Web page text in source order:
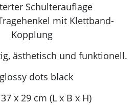
Schulterauflage
mit Klettband-
Kopplung
ästhetisch und funktionell.
glossy dots black
x 29 cm (L x B x H)